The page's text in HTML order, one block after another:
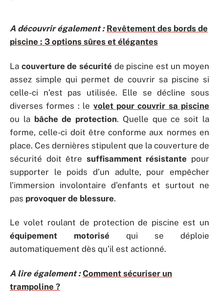
A découvrir également : Revêtement des bords de
piscine : 3 options sûres et élégantes
La couverture de sécurité de piscine est un moyen
assez simple qui permet de couvrir sa piscine si
celle-ci n’est pas utilisée. Elle se décline sous
diverses formes : le volet pour couvrir sa piscine
ou la bâche de protection. Quelle que ce soit la
forme, celle-ci doit être conforme aux normes en
place. Ces dernières stipulent que la couverture de
sécurité doit être suffisamment résistante pour
supporter le poids d’un adulte, pour empêcher
l’immersion involontaire d’enfants et surtout ne
pas provoquer de blessure.
Le volet roulant de protection de piscine est un
équipement motorisé qui se déploie
automatiquement dès qu’il est actionné.
A lire également : Comment sécuriser un
trampoline ?